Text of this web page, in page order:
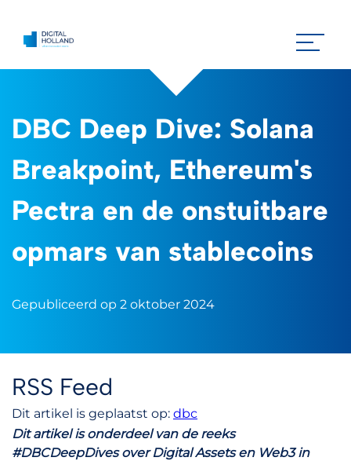
DBC Deep Dive: Solana
Breakpoint, Ethereum's
Pectra en de onstuitbare
opmars van stablecoins
Gepubliceerd op 2 oktober 2024
RSS Feed
Dit artikel is geplaatst op: dbc
Dit artikel is onderdeel van de reeks
#DBCDeepDives over Digital Assets en Web3 in